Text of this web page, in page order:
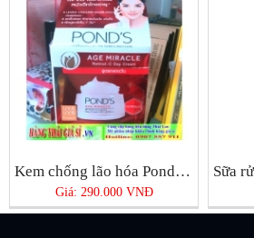
Kem chống lão hóa Pond’s Age Miracle Day Cream
Giá: 290.000 VNĐ